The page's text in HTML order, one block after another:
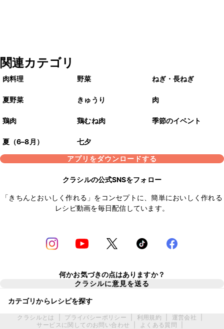
関連カテゴリ
肉料理 野菜 ねぎ・長ねぎ
夏野菜 きゅうり 肉
鶏肉 鶏むね肉 季節のイベント
夏（6–8月）
七夕
アプリをダウンロードする
クラシルの公式SNSをフォロー
「きちんとおいしく作れる」をコンセプトに、簡単においしく作れる
レシピ動画を毎日配信しています。
何かお気づきの点はありますか？
クラシルに意見を送る
カテゴリからレシピを探す
クラシルとは プライバシーポリシー 利用規約 運営会社
サービスに関してのお問い合わせ
よくある質問